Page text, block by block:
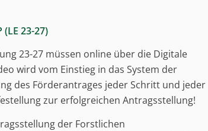
23-27)
23-27 müssen online über die Digitale
wird vom Einstieg in das System der
des Förderantrages jeder Schritt und jeder
zur erfolgreichen Antragsstellung!
der Forstlichen